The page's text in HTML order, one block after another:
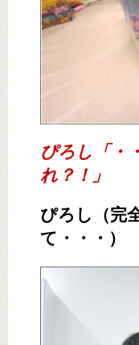
ぴろし「・
れ？！」
ぴろし（完
て・・・）